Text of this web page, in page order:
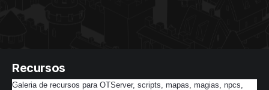
Recursos
Galeria de recursos para OTServer, scripts, mapas, magias, npcs,